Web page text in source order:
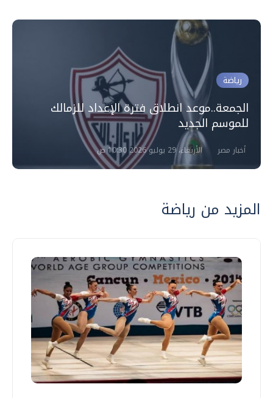
رياضة
الجمعة..موعد انطلاق فترة الإعداد للزمالك
للموسم الجديد
أخبار مصر الأربعاء، 29 يوليو 2026 10:30 ص
المزيد من رياضة